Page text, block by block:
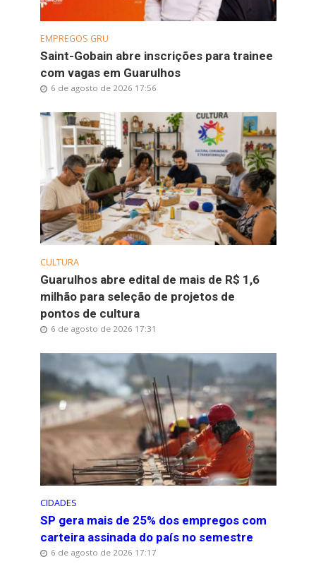
EMPREGOS GRU
Saint-Gobain abre inscrições para trainee
com vagas em Guarulhos
6 de agosto de 2026 17:56
CULTURA
Guarulhos abre edital de mais de R$ 1,6
milhão para seleção de projetos de
pontos de cultura
6 de agosto de 2026 17:31
CIDADES
SP gera mais de 25% dos empregos com
carteira assinada do país no semestre
6 de agosto de 2026 17:17